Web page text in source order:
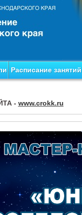
Расписание занятий
- www.crokk.ru